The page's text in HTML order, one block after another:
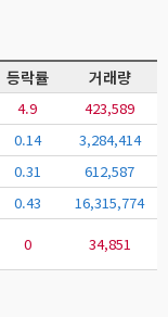
등락률 거래량
4.9
423,589
0.14
3,284,414
0.31
612,587
0.43
16,315,774
0 34,851